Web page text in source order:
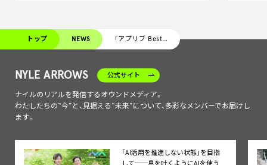
トップ NEWS 「アプリブ Best Mobile Game Award 2026」受賞結果発表
NYLE ARROWS 公式サイト
ナイルのリアルを発信するオウンドメディア。
わたしたちの“今”と、見据える“未来”について、多彩なメンバーでお届けし
ます。
「AI活用を推進しない状態」を目指